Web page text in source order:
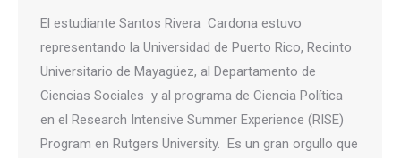
El estudiante Santos Rivera Cardona estuvo
representando la Universidad de Puerto Rico, Recinto
Universitario de Mayagüez, al Departamento de
Ciencias Sociales y al programa de Ciencia Política
en el Research Intensive Summer Experience (RISE)
Program en Rutgers University. Es un gran orgullo que